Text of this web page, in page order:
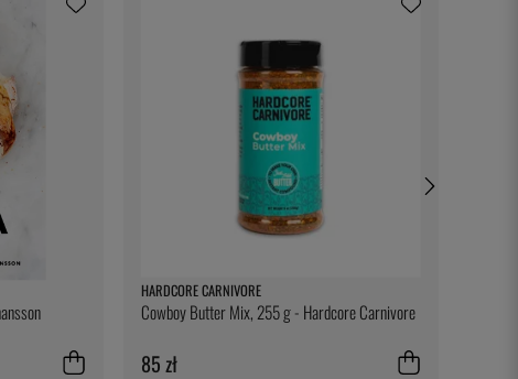
HARDCORE CARNIVORE
Cowboy Butter Mix, 255 g - Hardcore Carnivore
85 zł